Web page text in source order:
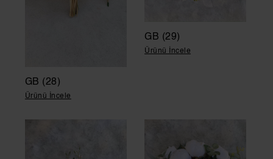
GB (28)
Ürünü İncele
GB (29)
Ürünü İncele